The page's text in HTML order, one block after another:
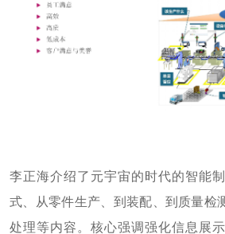
李正海介绍了元宇宙的时代的智能
式、从零件生产、到装配、到质量检
处理等内容。核心强调强化信息展